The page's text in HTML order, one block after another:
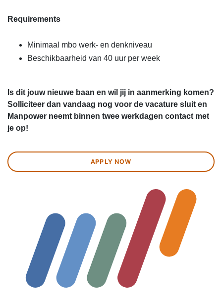
Requirements
Minimaal mbo werk- en denkniveau
Beschikbaarheid van 40 uur per week
Is dit jouw nieuwe baan en wil jij in aanmerking komen?
Solliciteer dan vandaag nog voor de vacature sluit en
Manpower neemt binnen twee werkdagen contact met
je op!
APPLY NOW